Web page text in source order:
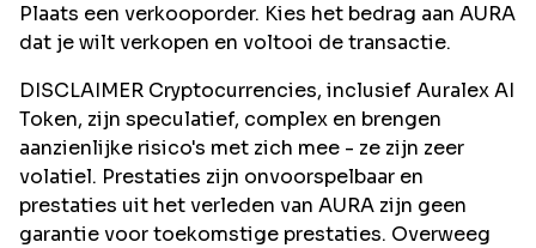
Plaats een verkooporder. Kies het bedrag aan AURA
dat je wilt verkopen en voltooi de transactie.
DISCLAIMER Cryptocurrencies, inclusief Auralex AI
Token, zijn speculatief, complex en brengen
aanzienlijke risico's met zich mee - ze zijn zeer
volatiel. Prestaties zijn onvoorspelbaar en
prestaties uit het verleden van AURA zijn geen
garantie voor toekomstige prestaties. Overweeg